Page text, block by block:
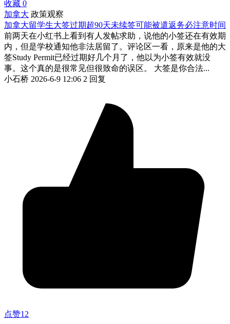
收藏 0
加拿大 政策观察
加拿大留学生大签过期超90天未续签可能被遣返务必注意时间
前两天在小红书上看到有人发帖求助，说他的小签还在有效期
内，但是学校通知他非法居留了。评论区一看，原来是他的大
签Study Permit已经过期好几个月了，他以为小签有效就没
事。这个真的是很常见但很致命的误区。 大签是你合法...
小石桥 2026-6-9 12:06 2 回复
点赞12